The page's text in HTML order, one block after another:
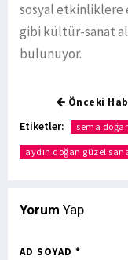
sosyal etkinliklere
gibi kültür-sanat
bulunuyor.
Önceki
Etiketler: sema
aydın doğan güzel
Yorum Yap
AD SOYAD *